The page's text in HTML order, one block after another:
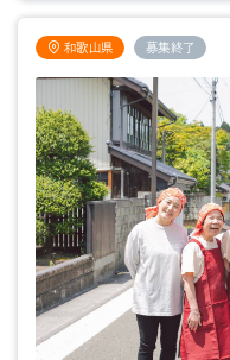
和歌山県 募集終了